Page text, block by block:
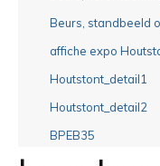
Beurs, standbeeld
affiche expo
Houtstont_detail1
Houtstont_detail2
BPEB35